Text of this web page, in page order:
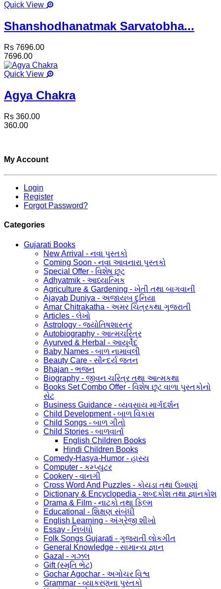
Quick View
Shanshodhanatmak Sarvatobha...
Rs 7696.00
7696.00
Quick View
Agya Chakra
Rs 360.00
360.00
My Account
Login
Register
Forgot Password?
Categories
Gujarati Books
New Arrival - નવા પુસ્તકો
Coming Soon - નવા આવનારા પુસ્તકો
Special Offer - વિશેષ છૂટ
Adhyatmik - આધ્યાત્મિક
Agriculture & Gardening - ખેતી તથા બાગવાની
Ajayab Duniya - અજાયબ દુનિયા
Amar Chitrakatha - અમર ચિત્રકથા ગુજરાતી
Articles - લેખો
Astrology - જ્યોતિષશાસ્ત્ર
Autobiography - આત્મચરિત્ર
Ayurved & Herbal - આયૂર્વેદ
Baby Names - બાળ નામાવલી
Beauty Care - સૌન્દર્ય જતન
Bhajan - ભજન
Biography - જીવન ચરિત્ર તથા આત્મકથા
Books Set Combo Offer - વિશેષ છૂટ વાળા પુસ્તકોનો
સેટ
Business Guidance - વ્યવસાય માર્ગદર્શન
Child Development - બાળ વિકાસ
Child Songs - બાળ ગીતો
Child Stories - બાળવાર્તા
English Children Books
Hindi Children Books
Comedy-Hasya-Humor - હાસ્ય
Computer - કમ્પ્યુટર
Cookery - વાનગી
Cross Word And Puzzles - કોયડા તથા ઉખાણાં
Dictionary & Encyclopedia - શબ્દકોશ તથા જ્ઞાનકોશ
Drama & Film - નાટકો તથા ફિલ્મ
Educational - શિક્ષણ સંબંધી
English Learning - અંગ્રેજી શીખો
Essay - નિબંધો
Folk Songs Gujarati - ગુજરાતી લોકગીત
General Knowledge - સામાન્ય જ્ઞાન
Gazal - ગઝલ
Gift (સ્મૃતિ ભેટ)
Gochar Agochar - અગોચર વિશ્વ
Grammar - વ્યાકરણના પુસ્તકો